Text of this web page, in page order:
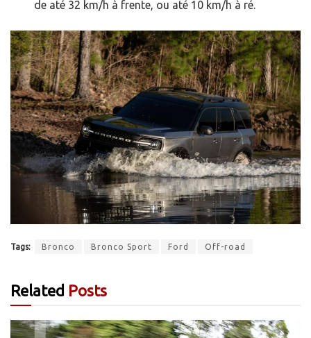
de até 32 km/h à frente, ou até 10 km/h à ré.
Tags: Bronco Bronco Sport Ford Off-road
Related Posts